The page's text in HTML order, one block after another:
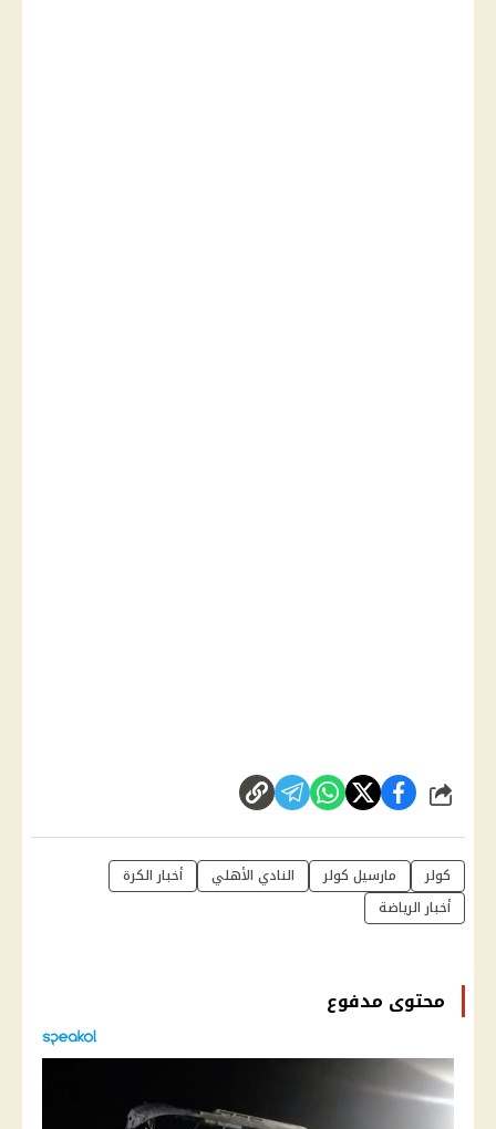
شارك
كولر مارسيل كولر النادي الأهلي
أخبار الكرة
أخبار الرياضة
محتوى مدفوع